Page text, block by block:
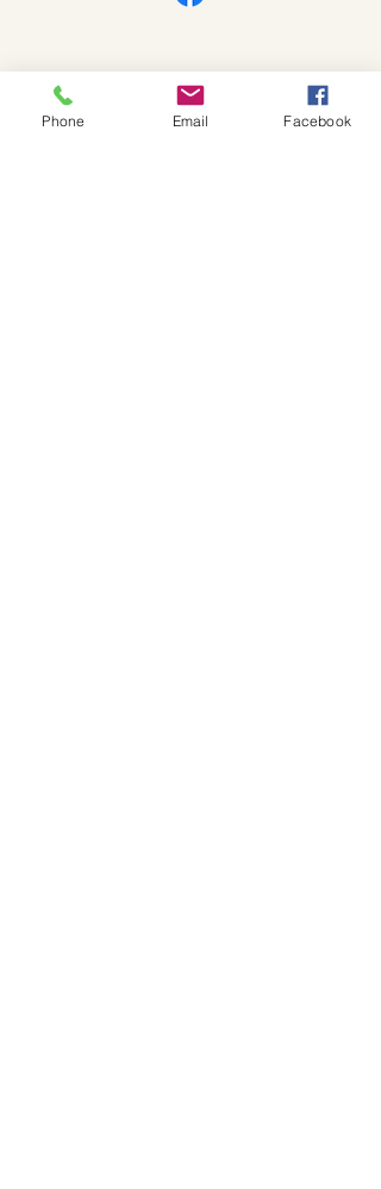
Phone Email Facebook